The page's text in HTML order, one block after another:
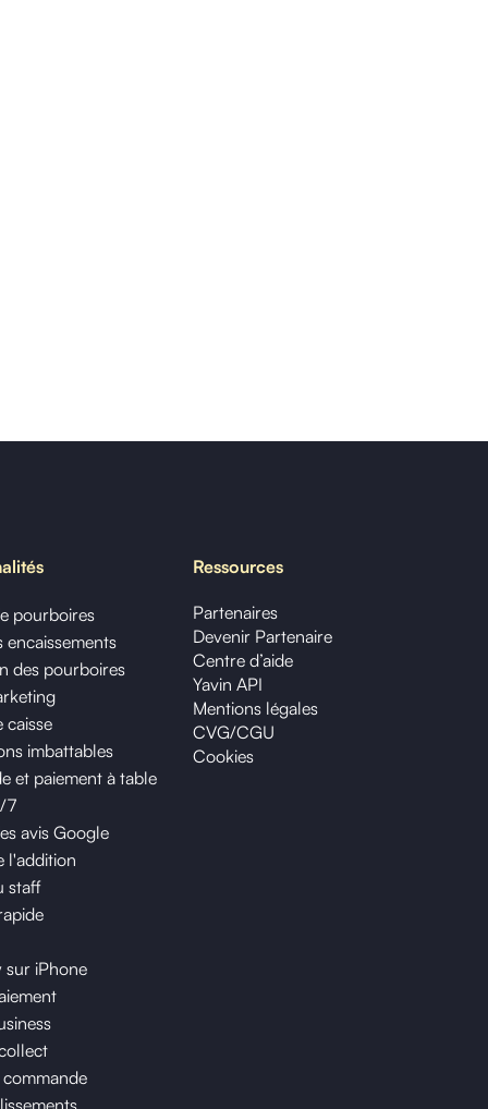
pourboires
encaissements
des pourboires
caisse
imbattables
et paiement à table
7
avis Google
l'addition
staff
sur iPhone
Ressources
Partenaires
Devenir Partenaire
Centre d’aide
Yavin API
Mentions légales
CVG/CGU
Cookies